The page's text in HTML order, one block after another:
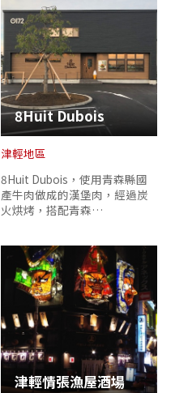
8Huit Dubois
津輕地區
8Huit Dubois，使用青森縣國
產牛肉做成的漢堡肉，經過炭
火烘烤，搭配青森…
津輕情張漁屋酒場